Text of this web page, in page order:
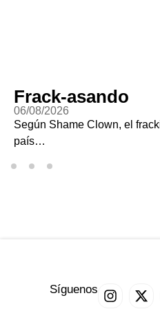
Frack-asando
06/08/2026
Según Shame Clown, el
país…
Síguenos